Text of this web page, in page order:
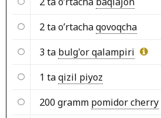
2 ta o’rtachaqovoqcha
3 ta bulg'or qalampiri
1 taqizil piyoz
200 gramm pomidor cherry